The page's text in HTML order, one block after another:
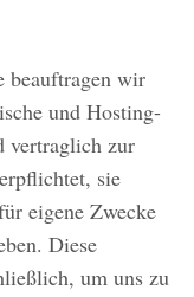
beauftragen wir
und Hosting-
vertraglich zur
sie
eigene Zwecke
Diese
um uns zu